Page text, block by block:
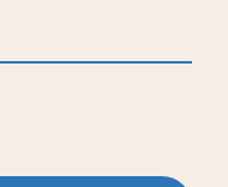
лота